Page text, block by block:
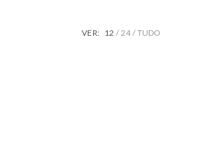
VER: 12 24 TUDO